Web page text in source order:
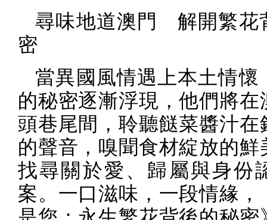
尋味地道澳門 解開繁花
密
當異國風情遇上本土情懷
的秘密逐漸浮現，他們將在
頭巷尾間，聆聽餸菜醬汁在
的聲音，嗅聞食材綻放的鮮
找尋關於愛、歸屬與身份
案。一口滋味，一段情緣，